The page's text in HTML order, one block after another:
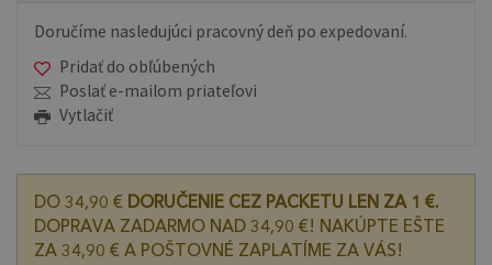
Doručíme nasledujúci pracovný deň po expedovaní.
Pridať do obľúbených
Poslať e-mailom priateľovi
Vytlačiť
DO 34,90 € DORUČENIE CEZ PACKETU LEN ZA 1 €.
DOPRAVA ZADARMO NAD 34,90 €! NAKÚPTE EŠTE
ZA 34,90 € A POŠTOVNÉ ZAPLATÍME ZA VÁS!